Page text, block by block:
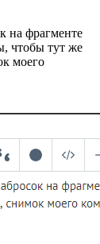
на фрагменте
чтобы тут же
моего